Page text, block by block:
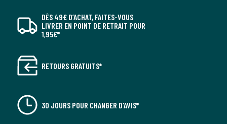
DÈS 49€ D’ACHAT, FAITES-VOUS
LIVRER EN POINT DE RETRAIT POUR
1,95€*
RETOURS GRATUITS*
30 JOURS POUR CHANGER D'AVIS*